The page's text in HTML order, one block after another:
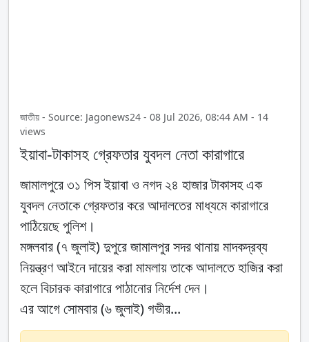
জাতীয় - Source: Jagonews24 - 08 Jul 2026, 08:44 AM - 14
views
ইয়াবা-টাকাসহ গ্রেফতার যুবদল নেতা কারাগারে
জামালপুরে ৩১ পিস ইয়াবা ও নগদ ২৪ হাজার টাকাসহ এক
যুবদল নেতাকে গ্রেফতার করে আদালতের মাধ্যমে কারাগারে
পাঠিয়েছে পুলিশ।
মঙ্গলবার (৭ জুলাই) দুপুরে জামালপুর সদর থানায় মাদকদ্রব্য
নিয়ন্ত্রণ আইনে দায়ের করা মামলায় তাকে আদালতে হাজির করা
হলে বিচারক কারাগারে পাঠানোর নির্দেশ দেন।
এর আগে সোমবার (৬ জুলাই) গভীর...